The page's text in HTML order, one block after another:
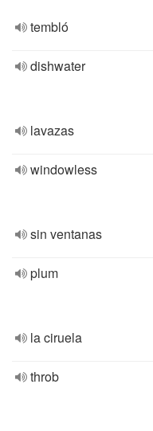
tembló
dishwater
lavazas
windowless
sin ventanas
plum
la ciruela
throb